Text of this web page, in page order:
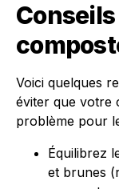
Voici quelques
éviter que votre
problème pour
Équilibrez
et brunes